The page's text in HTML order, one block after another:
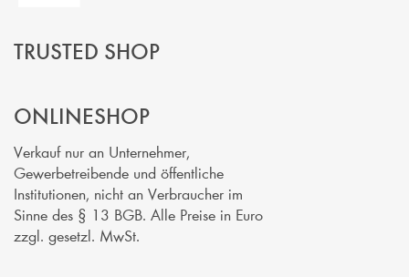
TRUSTED SHOP
ONLINESHOP
Verkauf nur an Unternehmer,
Gewerbetreibende und öffentliche
Institutionen, nicht an Verbraucher im
Sinne des § 13 BGB. Alle Preise in Euro
zzgl. gesetzl. MwSt.